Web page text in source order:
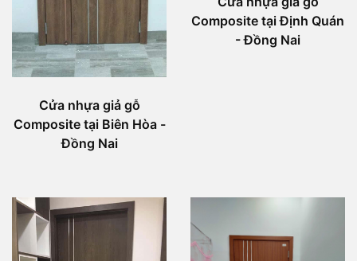
Cửa nhựa giả gỗ
Composite tại Biên Hòa -
Đồng Nai
Composite tại Định Quán
- Đồng Nai